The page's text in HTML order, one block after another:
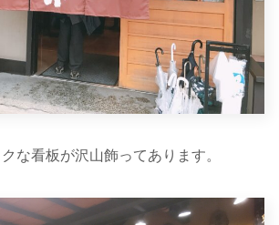
な看板が沢山飾ってあります。